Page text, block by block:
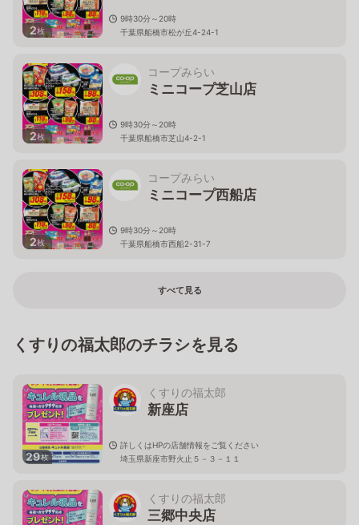
2枚
9時30分～20時
千葉県船橋市松が丘4-24-1
2枚
コープみらい
ミニコープ芝山店
9時30分～20時
千葉県船橋市芝山4-2-1
2枚
コープみらい
ミニコープ西船店
9時30分～20時
千葉県船橋市西船2-31-7
すべて見る
くすりの福太郎のチラシを見る
29枚
くすりの福太郎
新座店
詳しくはHPの店舗情報をご覧ください
埼玉県新座市野火止５－３－１１
くすりの福太郎
三郷中央店